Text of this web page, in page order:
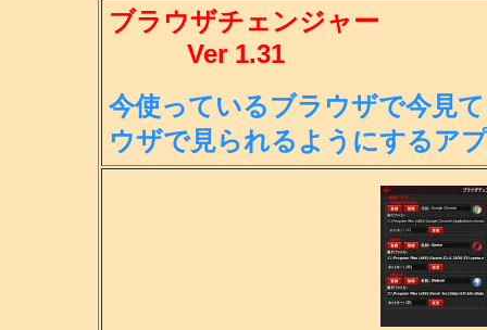
ブラウザチェンジャー
Ver 1.31
今使っているブラウザで今見
ウザで見られるようにするア